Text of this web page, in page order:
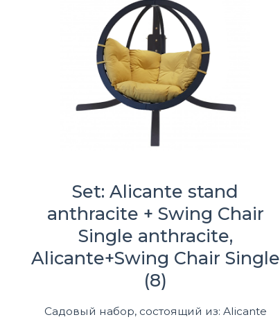
Set: Alicante stand
anthracite + Swing Chair
Single anthracite,
Alicante+Swing Chair Single
(8)
Садовый набор, состоящий из: Alicante